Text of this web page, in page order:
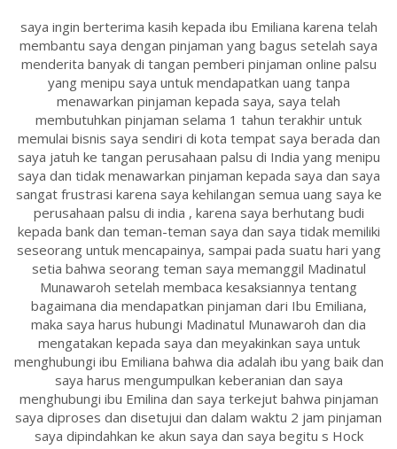
saya ingin berterima kasih kepada ibu Emiliana karena telah
membantu saya dengan pinjaman yang bagus setelah saya
menderita banyak di tangan pemberi pinjaman online palsu
yang menipu saya untuk mendapatkan uang tanpa
menawarkan pinjaman kepada saya, saya telah
membutuhkan pinjaman selama 1 tahun terakhir untuk
memulai bisnis saya sendiri di kota tempat saya berada dan
saya jatuh ke tangan perusahaan palsu di India yang menipu
saya dan tidak menawarkan pinjaman kepada saya dan saya
sangat frustrasi karena saya kehilangan semua uang saya ke
perusahaan palsu di india , karena saya berhutang budi
kepada bank dan teman-teman saya dan saya tidak memiliki
seseorang untuk mencapainya, sampai pada suatu hari yang
setia bahwa seorang teman saya memanggil Madinatul
Munawaroh setelah membaca kesaksiannya tentang
bagaimana dia mendapatkan pinjaman dari Ibu Emiliana,
maka saya harus hubungi Madinatul Munawaroh dan dia
mengatakan kepada saya dan meyakinkan saya untuk
menghubungi ibu Emiliana bahwa dia adalah ibu yang baik dan
saya harus mengumpulkan keberanian dan saya
menghubungi ibu Emilina dan saya terkejut bahwa pinjaman
saya diproses dan disetujui dan dalam waktu 2 jam pinjaman
saya dipindahkan ke akun saya dan saya begitu s Hock